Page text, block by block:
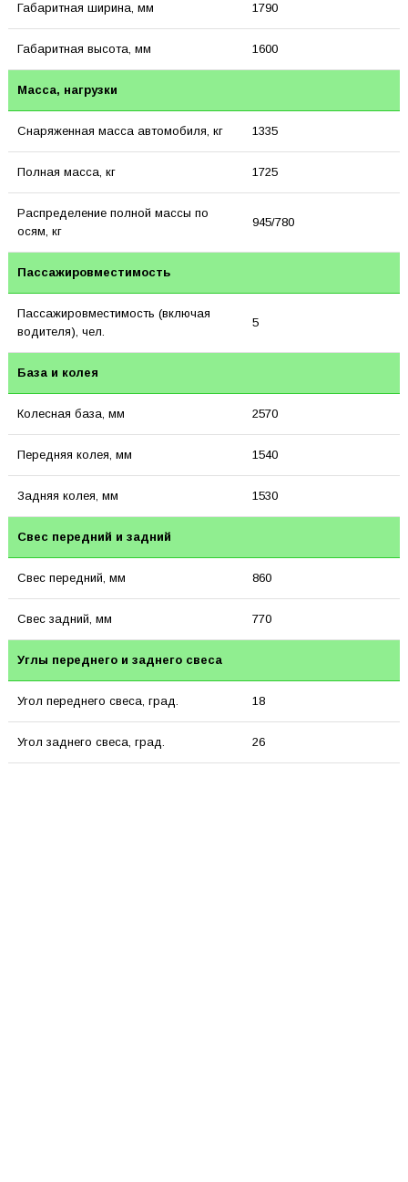
Габаритная ширина, мм 1790
Габаритная высота, мм 1600
Масса, нагрузки
Снаряженная масса автомобиля, кг 1335
Полная масса, кг 1725
Распределение полной массы по
осям, кг
945/780
Пассажировместимость
Пассажировместимость (включая
водителя), чел.
5
База и колея
Колесная база, мм 2570
Передняя колея, мм 1540
Задняя колея, мм 1530
Свес передний и задний
Свес передний, мм 860
Свес задний, мм 770
Углы переднего и заднего свеса
Угол переднего свеса, град. 18
Угол заднего свеса, град. 26